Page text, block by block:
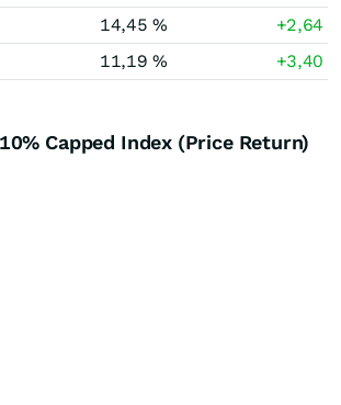
14,45 %
+2,64
11,19 % +3,40
Capped Index (Price Return)